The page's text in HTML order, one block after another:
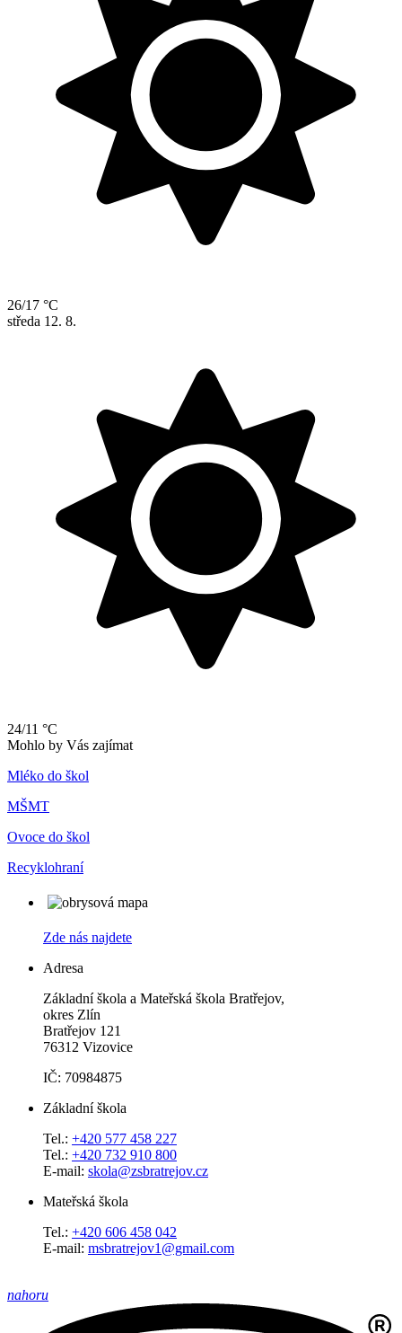
26/17 °C
středa 12. 8.
24/11 °C
Mohlo by Vás zajímat
Mléko do škol
MŠMT
Ovoce do škol
Recyklohraní
Zde nás najdete
Adresa
Základní škola a Mateřská škola Bratřejov,
okres Zlín
Bratřejov 121
76312 Vizovice
IČ: 70984875
Základní škola
Tel.: +420 577 458 227
Tel.: +420 732 910 800
E-mail: skola@zsbratrejov.cz
Mateřská škola
Tel.: +420 606 458 042
E-mail: msbratrejov1@gmail.com
nahoru